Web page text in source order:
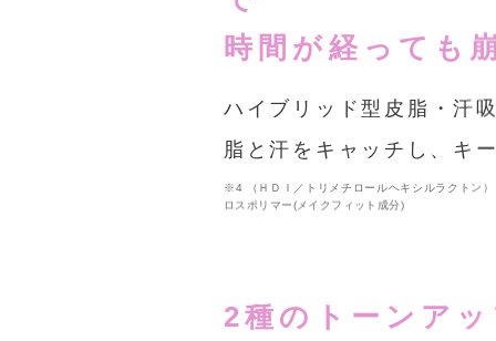
時間が経っても
ハイブリッド型皮脂・汗
脂と汗をキャッチし、キ
※4 （ＨＤＩ／トリメチロールヘキシルラクトン
ロスポリマー(メイクフィット成分)
2種のトーンア